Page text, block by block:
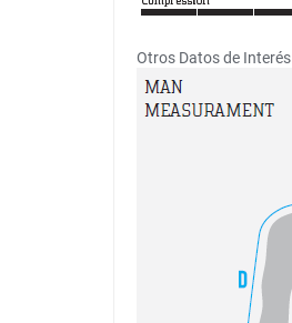
Otros Datos de Interés